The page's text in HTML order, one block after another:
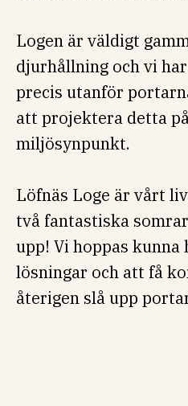
Logen är väldigt
djurhållning och vi
precis utanför
att projektera detta
miljösynpunkt.
Löfnäs Loge är vårt
två fantastiska
upp! Vi hoppas
lösningar och att få
återigen slå upp